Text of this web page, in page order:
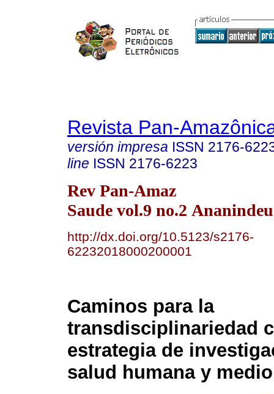
Revista Pan-
versión impresa ISSN 2176-
line ISSN 2176-6223
Rev Pan-Amaz
Saude vol.9 no.2
http://dx.doi.org/10.5123/s2176-
62232018000200001
Caminos para la
transdisciplinariedad
estrategia de
salud humana y